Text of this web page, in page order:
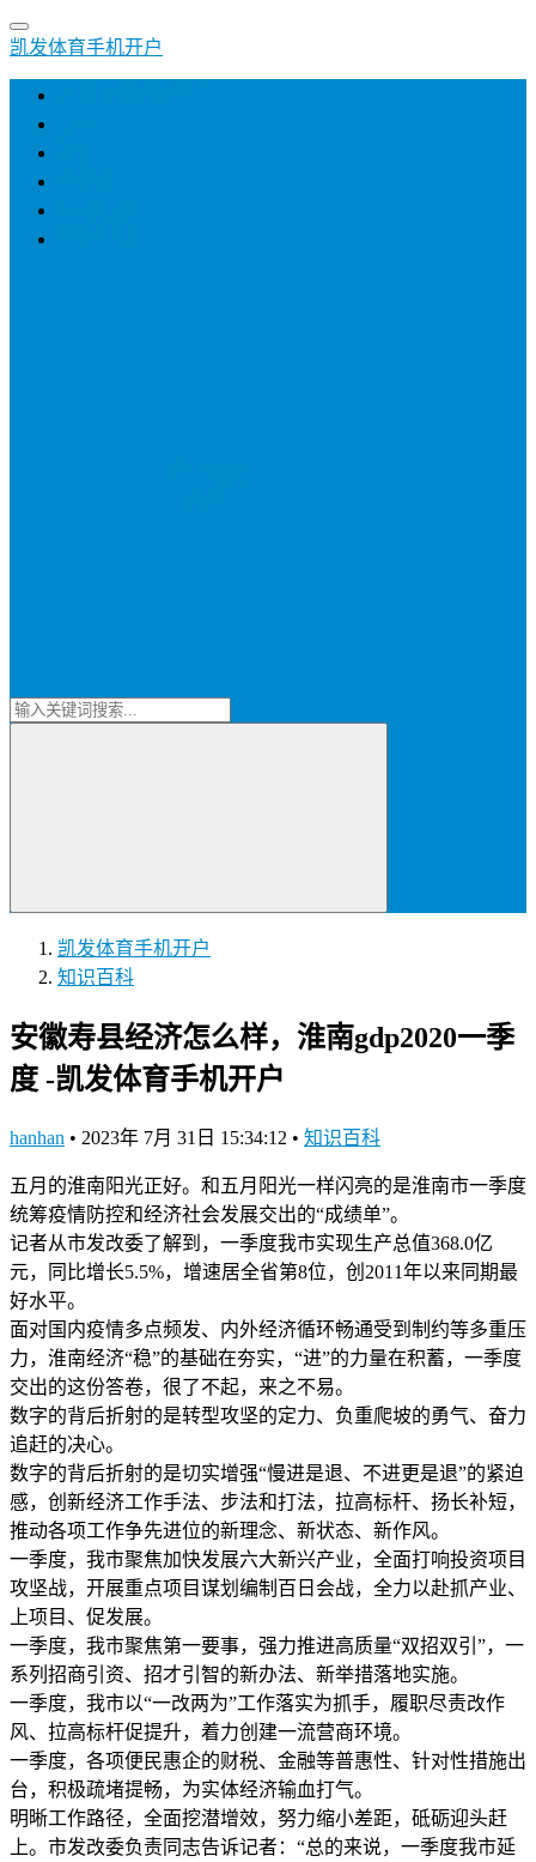
凯发体育手机开户
凯发体育手机开户
知识百科
安徽寿县经济怎么样，淮南gdp2020一季
度 -凯发体育手机开户
hanhan • 2023年 7月 31日 15:34:12 • 知识百科
五月的淮南阳光正好。和五月阳光一样闪亮的是淮南市一季度
统筹疫情防控和经济社会发展交出的“成绩单”。
记者从市发改委了解到，一季度我市实现生产总值368.0亿
元，同比增长5.5%，增速居全省第8位，创2011年以来同期最
好水平。
面对国内疫情多点频发、内外经济循环畅通受到制约等多重压
力，淮南经济“稳”的基础在夯实，“进”的力量在积蓄，一季度
交出的这份答卷，很了不起，来之不易。
数字的背后折射的是转型攻坚的定力、负重爬坡的勇气、奋力
追赶的决心。
数字的背后折射的是切实增强“慢进是退、不进更是退”的紧迫
感，创新经济工作手法、步法和打法，拉高标杆、扬长补短，
推动各项工作争先进位的新理念、新状态、新作风。
一季度，我市聚焦加快发展六大新兴产业，全面打响投资项目
攻坚战，开展重点项目谋划编制百日会战，全力以赴抓产业、
上项目、促发展。
一季度，我市聚焦第一要事，强力推进高质量“双招双引”，一
系列招商引资、招才引智的新办法、新举措落地实施。
一季度，我市以“一改两为”工作落实为抓手，履职尽责改作
风、拉高标杆促提升，着力创建一流营商环境。
一季度，各项便民惠企的财税、金融等普惠性、针对性措施出
台，积极疏堵提畅，为实体经济输血打气。
明晰工作路径，全面挖潜增效，努力缩小差距，砥砺迎头赶
上。市发改委负责同志告诉记者：“总的来说，一季度我市延